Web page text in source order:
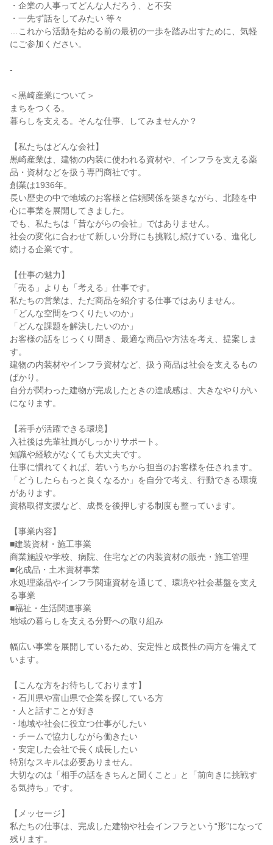
・企業の人事ってどんな人だろう、と不安
・一先ず話をしてみたい 等々
…これから活動を始める前の最初の一歩を踏み出すために、気軽
にご参加ください。
-
＜黒崎産業について＞
まちをつくる。
暮らしを支える。そんな仕事、してみませんか？
【私たちはどんな会社】
黒崎産業は、建物の内装に使われる資材や、インフラを支える薬
品・資材などを扱う専門商社です。
創業は1936年。
長い歴史の中で地域のお客様と信頼関係を築きながら、北陸を中
心に事業を展開してきました。
でも、私たちは「昔ながらの会社」ではありません。
社会の変化に合わせて新しい分野にも挑戦し続けている、進化し
続ける企業です。
【仕事の魅力】
「売る」よりも「考える」仕事です。
私たちの営業は、ただ商品を紹介する仕事ではありません。
「どんな空間をつくりたいのか」
「どんな課題を解決したいのか」
お客様の話をじっくり聞き、最適な商品や方法を考え、提案しま
す。
建物の内装材やインフラ資材など、扱う商品は社会を支えるもの
ばかり。
自分が関わった建物が完成したときの達成感は、大きなやりがい
になります。
【若手が活躍できる環境】
入社後は先輩社員がしっかりサポート。
知識や経験がなくても大丈夫です。
仕事に慣れてくれば、若いうちから担当のお客様を任されます。
「どうしたらもっと良くなるか」を自分で考え、行動できる環境
があります。
資格取得支援など、成長を後押しする制度も整っています。
【事業内容】
■建装資材・施工事業
商業施設や学校、病院、住宅などの内装資材の販売・施工管理
■化成品・土木資材事業
水処理薬品やインフラ関連資材を通じて、環境や社会基盤を支え
る事業
■福祉・生活関連事業
地域の暮らしを支える分野への取り組み
幅広い事業を展開しているため、安定性と成長性の両方を備えて
います。
【こんな方をお待ちしております】
・石川県や富山県で企業を探している方
・人と話すことが好き
・地域や社会に役立つ仕事がしたい
・チームで協力しながら働きたい
・安定した会社で長く成長したい
特別なスキルは必要ありません。
大切なのは「相手の話をきちんと聞くこと」と「前向きに挑戦す
る気持ち」です。
【メッセージ】
私たちの仕事は、完成した建物や社会インフラという“形”になって
残ります。